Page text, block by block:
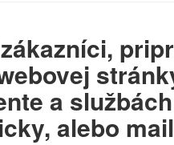
a
alebo